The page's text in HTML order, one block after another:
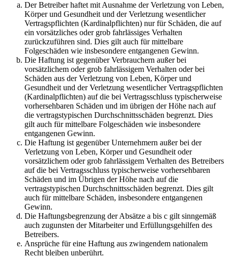
Der Betreiber haftet mit Ausnahme der Verletzung von Leben,
Körper und Gesundheit und der Verletzung wesentlicher
Vertragspflichten (Kardinalpflichten) nur für Schäden, die auf
ein vorsätzliches oder grob fahrlässiges Verhalten
zurückzuführen sind. Dies gilt auch für mittelbare
Folgeschäden wie insbesondere entgangenen Gewinn.
Die Haftung ist gegenüber Verbrauchern außer bei
vorsätzlichem oder grob fahrlässigem Verhalten oder bei
Schäden aus der Verletzung von Leben, Körper und
Gesundheit und der Verletzung wesentlicher Vertragspflichten
(Kardinalpflichten) auf die bei Vertragsschluss typischerweise
vorhersehbaren Schäden und im übrigen der Höhe nach auf
die vertragstypischen Durchschnittsschäden begrenzt. Dies
gilt auch für mittelbare Folgeschäden wie insbesondere
entgangenen Gewinn.
Die Haftung ist gegenüber Unternehmern außer bei der
Verletzung von Leben, Körper und Gesundheit oder
vorsätzlichem oder grob fahrlässigem Verhalten des Betreibers
auf die bei Vertragsschluss typischerweise vorhersehbaren
Schäden und im Übrigen der Höhe nach auf die
vertragstypischen Durchschnittsschäden begrenzt. Dies gilt
auch für mittelbare Schäden, insbesondere entgangenen
Gewinn.
Die Haftungsbegrenzung der Absätze a bis c gilt sinngemäß
auch zugunsten der Mitarbeiter und Erfüllungsgehilfen des
Betreibers.
Ansprüche für eine Haftung aus zwingendem nationalem
Recht bleiben unberührt.